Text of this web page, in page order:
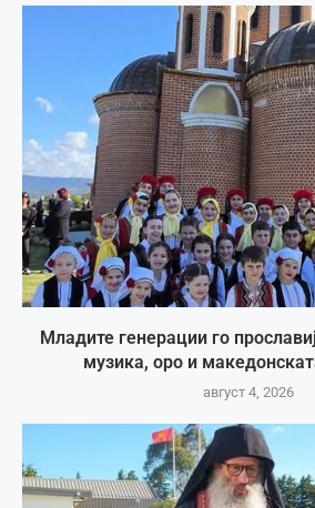
Младите генерации го
музика, оро и
август 4, 2026